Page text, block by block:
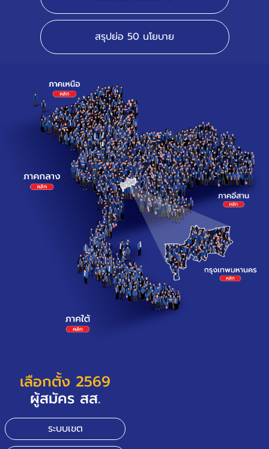
สรุปย่อ 50 นโยบาย
เลือกตั้ง 2569
ผู้สมัคร สส.
ระบบเขต